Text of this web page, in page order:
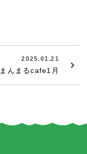
2025.01.21
まんまるcafe1月